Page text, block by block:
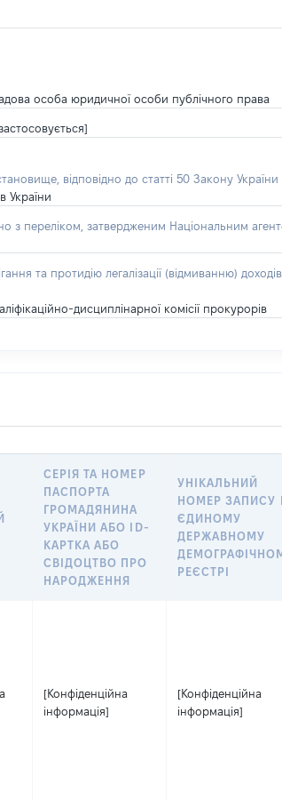
особа юридичної особи публічного права
відповідно до статті 50 Закону України
України
переліком, затвердженим Національним
та протидію легалізації (відмиванню)
дисциплінарної комісії прокурорів
СЕРІЯ ТА НОМЕР
ПАСПОРТА
ГРОМАДЯНИНА
УКРАЇНИ АБО ID-
КАРТКА АБО
СВІДОЦТВО ПРО
НАРОДЖЕННЯ
УНІКАЛЬНИЙ
НОМЕР ЗАПИСУ
ЄДИНОМУ
ДЕРЖАВНОМУ
РЕЄСТРІ
[Конфіденційна
інформація]
[Конфіденційна
інформація]